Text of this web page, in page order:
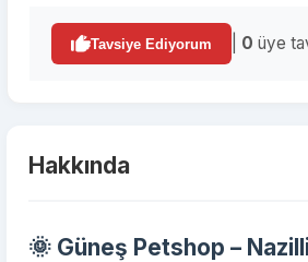
Tavsiye Ediyorum 0 üye
Hakkında
🌞 Güneş Petshop –